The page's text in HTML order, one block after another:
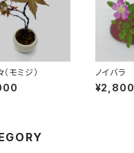
モミジ） ノイバラ
¥2,800